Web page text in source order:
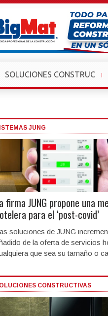
SOLUCIONES CONSTRUC
JUNG
firma JUNG propone una
para el ‘post-covid’
soluciones de JUNG
de la oferta de servicios
que sea su tamaño o
CONSTRUCTIVAS